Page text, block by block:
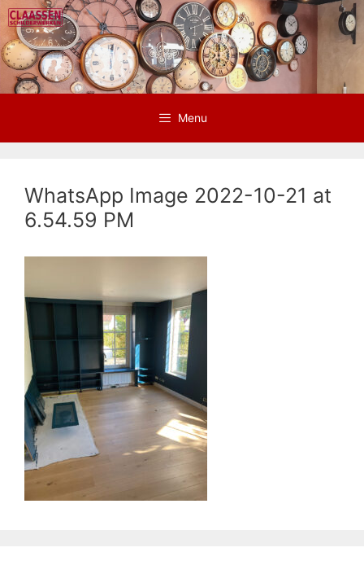
Ga
naar
de
inhoud
Menu
WhatsApp Image 2022-10-21 at
6.54.59 PM